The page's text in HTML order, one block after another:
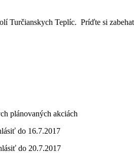
Turčianskych Teplíc. Príďte si
plánovaných akciách
do 16.7.2017
do 20.7.2017